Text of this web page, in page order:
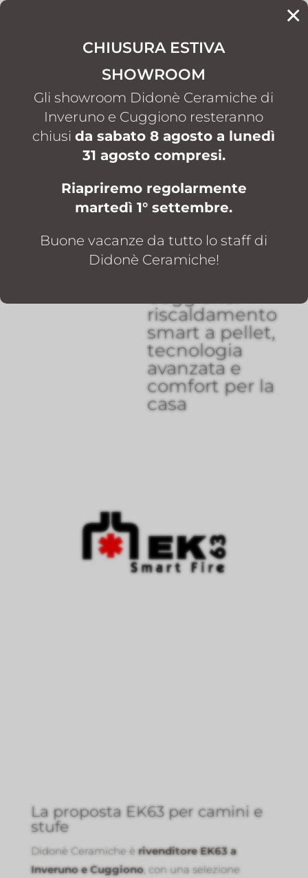
×
CHIUSURA ESTIVA
SHOWROOM
Gli showroom Didonè Ceramiche di
Inveruno e Cuggiono resteranno
chiusida sabato 8 agosto a lunedì
31 agosto compresi.
Riapriremo regolarmente
martedì 1° settembre.
Buone vacanze da tutto lo staff di
Didonè Ceramiche!
Camini e stufe 5 EK63
Camini e stufe
Camini e stufe
EK63 a
riscaldamento
smart a pellet,
tecnologia
avanzata e
comfort per la
casa
La proposta EK63 per camini e
stufe
Didonè Ceramiche èrivenditore EK63 a
Inveruno e Cuggiono, con una selezione